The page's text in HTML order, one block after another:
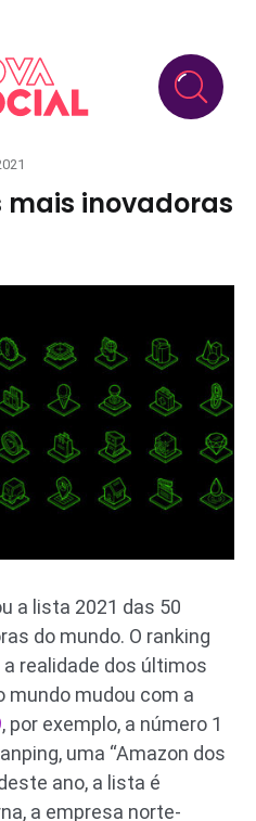
mais inovadoras
a lista 2021 das 50
do mundo. O ranking
realidade dos últimos
mundo mudou com a
, por exemplo, a número 1
uma “Amazon dos
ano, a lista é
a empresa norte-